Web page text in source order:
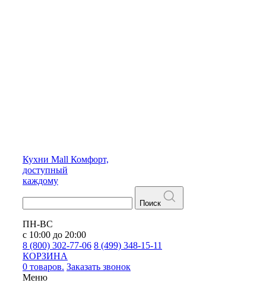
Кухни Mall Комфорт,
доступный
каждому
Поиск
ПН-ВС
с 10:00 до 20:00
8 (800) 302-77-06 8 (499) 348-15-11
КОРЗИНА
0 товаров. Заказать звонок
Меню